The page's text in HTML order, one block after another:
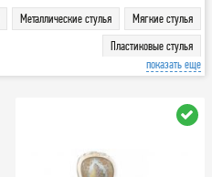
Металлические стулья
Мягкие стулья
Пластиковые стулья
показать еще